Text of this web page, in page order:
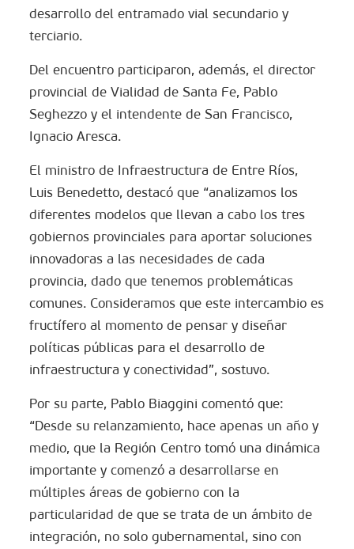
desarrollo del entramado vial secundario y
terciario.
Del encuentro participaron, además, el director
provincial de Vialidad de Santa Fe, Pablo
Seghezzo y el intendente de San Francisco,
Ignacio Aresca.
El ministro de Infraestructura de Entre Ríos,
Luis Benedetto, destacó que “analizamos los
diferentes modelos que llevan a cabo los tres
gobiernos provinciales para aportar soluciones
innovadoras a las necesidades de cada
provincia, dado que tenemos problemáticas
comunes. Consideramos que este intercambio es
fructífero al momento de pensar y diseñar
políticas públicas para el desarrollo de
infraestructura y conectividad”, sostuvo.
Por su parte, Pablo Biaggini comentó que:
“Desde su relanzamiento, hace apenas un año y
medio, que la Región Centro tomó una dinámica
importante y comenzó a desarrollarse en
múltiples áreas de gobierno con la
particularidad de que se trata de un ámbito de
integración, no solo gubernamental, sino con